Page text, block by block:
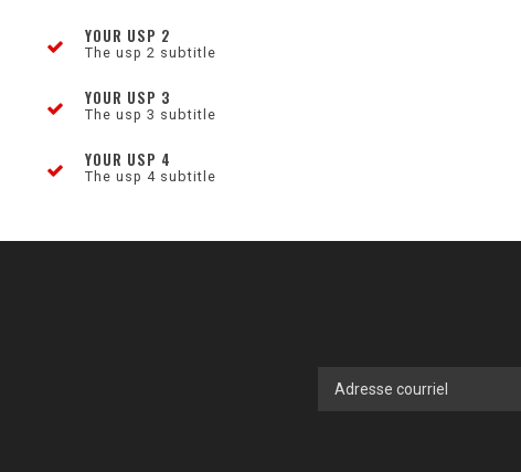
YOUR USP 2
The usp 2 subtitle
YOUR USP 3
The usp 3 subtitle
YOUR USP 4
The usp 4 subtitle